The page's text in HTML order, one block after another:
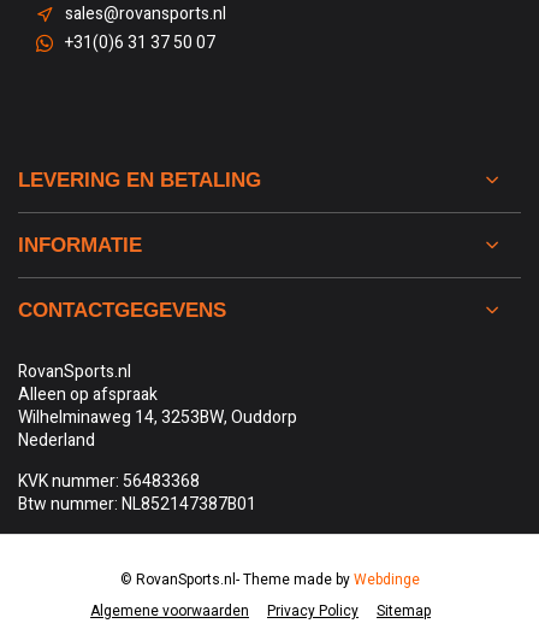
sales@rovansports.nl
+31(0)6 31 37 50 07
LEVERING EN BETALING
INFORMATIE
CONTACTGEGEVENS
RovanSports.nl
Alleen op afspraak
Wilhelminaweg 14, 3253BW, Ouddorp
Nederland
KVK nummer: 56483368
Btw nummer: NL852147387B01
Algemene voorwaarden Privacy Policy Sitemap
© RovanSports.nl- Theme made byWebdinge